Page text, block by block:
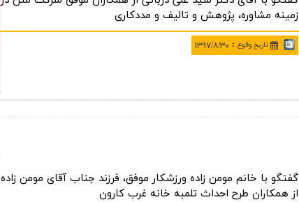
زمینه مشاوره، پژوهش و تالیف و مددكاری
تاريخ وقوع : ۱۳۹۷/۸/۳۰
گفتگو با خانم مومن زاده ورزشكار موفق، فرزند جناب آقای مومن زاده
از همكاران طرح احداث تلمبه خانه غرب كارون